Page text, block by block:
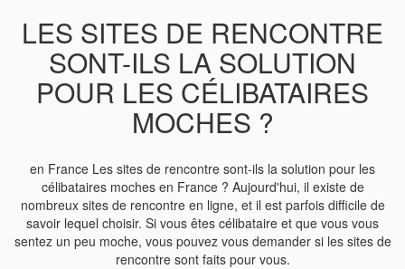
LES SITES DE RENCONTRE
SONT-ILS LA SOLUTION
POUR LES CÉLIBATAIRES
MOCHES ?
en France Les sites de rencontre sont-ils la solution pour les
célibataires moches en France ? Aujourd'hui, il existe de
nombreux sites de rencontre en ligne, et il est parfois difficile de
savoir lequel choisir. Si vous êtes célibataire et que vous vous
sentez un peu moche, vous pouvez vous demander si les sites de
rencontre sont faits pour vous.